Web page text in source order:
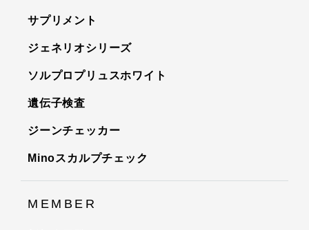
サプリメント
ジェネリオシリーズ
ソルプロプリュスホワイト
遺伝子検査
ジーンチェッカー
Minoスカルプチェック
MEMBER